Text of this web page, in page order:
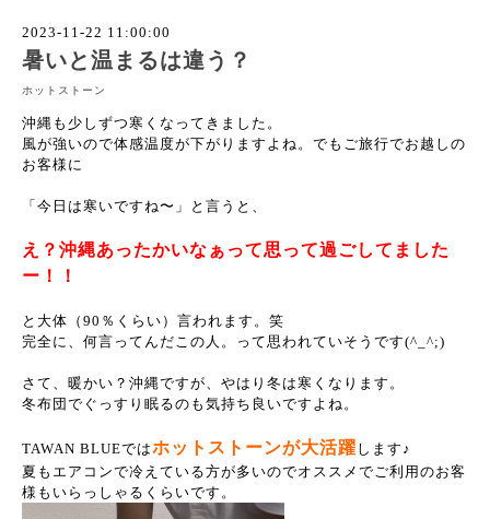
2023-11-22 11:00:00
暑いと温まるは違う？
ホットストーン
沖縄も少しずつ寒くなってきました。
風が強いので体感温度が下がりますよね。でもご旅行でお越しの
お客様に
「今日は寒いですね〜」と言うと、
え？沖縄あったかいなぁって思って過ごしてました
ー！！
と大体（90％くらい）言われます。笑
完全に、何言ってんだこの人。って思われていそうです(^_^;)
さて、暖かい？沖縄ですが、やはり冬は寒くなります。
冬布団でぐっすり眠るのも気持ち良いですよね。
TAWAN BLUEではホットストーンが大活躍 します♪
夏もエアコンで冷えている方が多いのでオススメでご利用のお客
様もいらっしゃるくらいです。